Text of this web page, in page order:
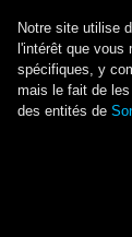
Notre site utilise
l'intérêt que
spécifiques, y
mais le fait de
des entités de